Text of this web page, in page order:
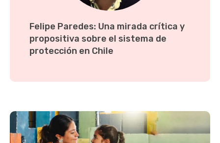
Felipe Paredes: Una mirada crítica y
propositiva sobre el sistema de
protección en Chile